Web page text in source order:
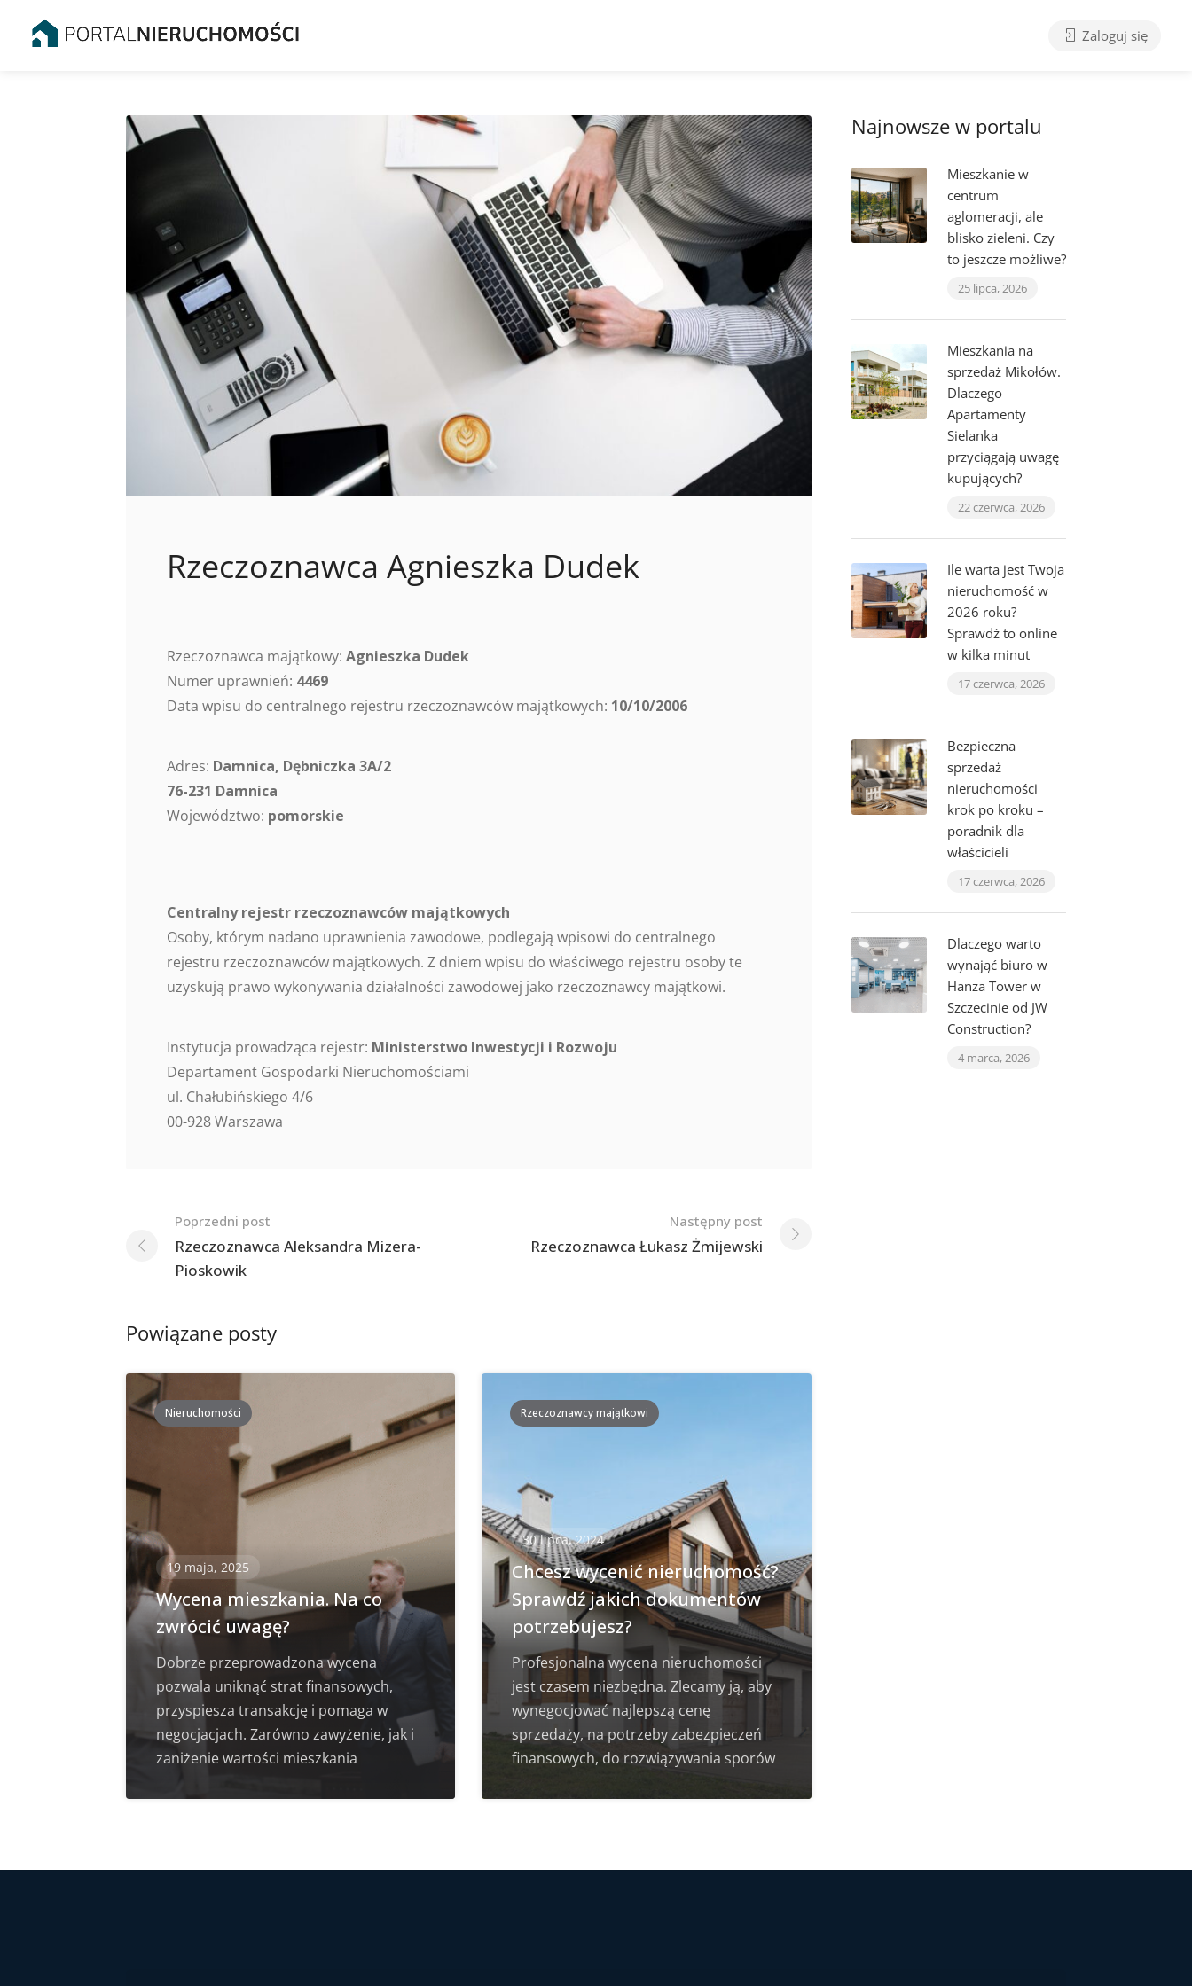
Zaloguj się
Rzeczoznawca Agnieszka Dudek
Rzeczoznawca majątkowy: Agnieszka Dudek
Numer uprawnień: 4469
Data wpisu do centralnego rejestru rzeczoznawców majątkowych: 10/10/2006
Adres: Damnica, Dębniczka 3A/2
76-231 Damnica
Województwo: pomorskie
Centralny rejestr rzeczoznawców majątkowych
Osoby, którym nadano uprawnienia zawodowe, podlegają wpisowi do centralnego
rejestru rzeczoznawców majątkowych. Z dniem wpisu do właściwego rejestru osoby te
uzyskują prawo wykonywania działalności zawodowej jako rzeczoznawcy majątkowi.
Instytucja prowadząca rejestr: Ministerstwo Inwestycji i Rozwoju
Departament Gospodarki Nieruchomościami
ul. Chałubińskiego 4/6
00-928 Warszawa
Nawigacja
po
postach
Poprzedni post
Rzeczoznawca Aleksandra Mizera-
Pioskowik
Następny post
Rzeczoznawca Łukasz Żmijewski
Powiązane posty
Nieruchomości
19 maja, 2025
Wycena mieszkania. Na co
zwrócić uwagę?
Dobrze przeprowadzona wycena
pozwala uniknąć strat finansowych,
przyspiesza transakcję i pomaga w
negocjacjach. Zarówno zawyżenie, jak i
zaniżenie wartości mieszkania
Rzeczoznawcy majątkowi
30 lipca, 2024
Chcesz wycenić nieruchomość?
Sprawdź jakich dokumentów
potrzebujesz?
Profesjonalna wycena nieruchomości
jest czasem niezbędna. Zlecamy ją, aby
wynegocjować najlepszą cenę
sprzedaży, na potrzeby zabezpieczeń
finansowych, do rozwiązywania sporów
Najnowsze w portalu
Mieszkanie w
centrum
aglomeracji, ale
blisko zieleni. Czy
to jeszcze możliwe?
25 lipca, 2026
Mieszkania na
sprzedaż Mikołów.
Dlaczego
Apartamenty
Sielanka
przyciągają uwagę
kupujących?
22 czerwca, 2026
Ile warta jest Twoja
nieruchomość w
2026 roku?
Sprawdź to online
w kilka minut
17 czerwca, 2026
Bezpieczna
sprzedaż
nieruchomości
krok po kroku –
poradnik dla
właścicieli
17 czerwca, 2026
Dlaczego warto
wynająć biuro w
Hanza Tower w
Szczecinie od JW
Construction?
4 marca, 2026